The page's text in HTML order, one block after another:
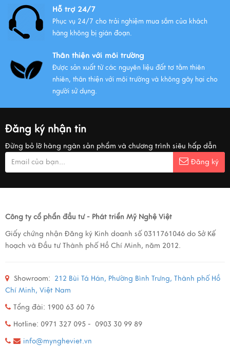
Hỗ trợ 24/7
Phục vụ 24/7 cho trải nghiệm mua sắm của khách
hàng không bị gián đoạn.
Thân thiện với môi trường
Được sản xuất từ các nguyên liệu đất tơ tằm thiên
nhiên, thân thiện với môi trường và không gây hại cho
người sử dụng.
Đăng ký nhận tin
Đừng bỏ lỡ hàng ngàn sản phẩm và chương trình siêu hấp dẫn
Đăng ký
Công ty cổ phẩn đầu tư - Phát triển Mỹ Nghệ Việt
Giấy chứng nhận Đăng ký Kinh doanh số 0311761046 do Sở Kế
hoạch và Đầu tư Thành phố Hồ Chí Minh, năm 2012.
Showroom: 212 Bùi Tá Hán, Phường Bình Trưng, Thành phố Hồ
Chí Minh, Việt Nam
Tổng đài: 1900 63 60 76
Hotline: 0971 327 095 - 0903 30 99 89
info@myngheviet.vn